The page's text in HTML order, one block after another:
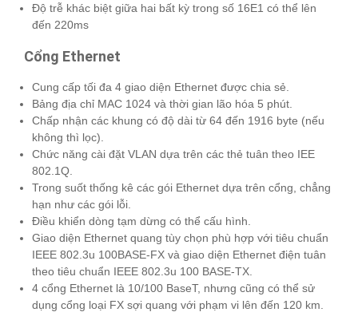
Độ trễ khác biệt giữa hai bất kỳ trong số 16E1 có thể lên
đến 220ms
Cổng Ethernet
Cung cấp tối đa 4 giao diện Ethernet được chia sẻ.
Bảng địa chỉ MAC 1024 và thời gian lão hóa 5 phút.
Chấp nhận các khung có độ dài từ 64 đến 1916 byte (nếu
không thì lọc).
Chức năng cài đặt VLAN dựa trên các thẻ tuân theo IEE
802.1Q.
Trong suốt thống kê các gói Ethernet dựa trên cổng, chẳng
hạn như các gói lỗi.
Điều khiển dòng tạm dừng có thể cấu hình.
Giao diện Ethernet quang tùy chọn phù hợp với tiêu chuẩn
IEEE 802.3u 100BASE-FX và giao diện Ethernet điện tuân
theo tiêu chuẩn IEEE 802.3u 100 BASE-TX.
4 cổng Ethernet là 10/100 BaseT, nhưng cũng có thể sử
dụng cổng loại FX sợi quang với phạm vi lên đến 120 km.